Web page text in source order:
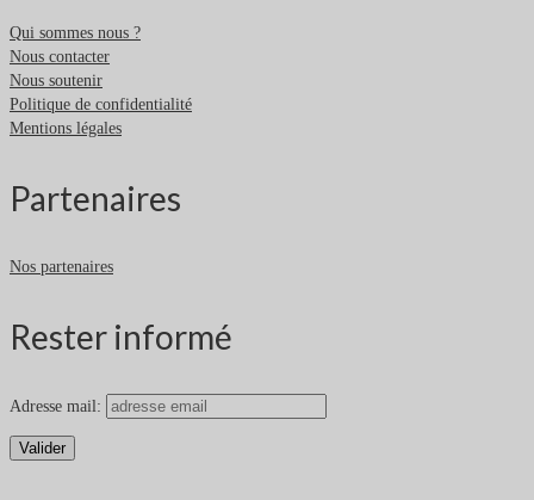
Qui sommes nous ?
Nous contacter
Nous soutenir
Politique de confidentialité
Mentions légales
Partenaires
Nos partenaires
Rester informé
Adresse mail: